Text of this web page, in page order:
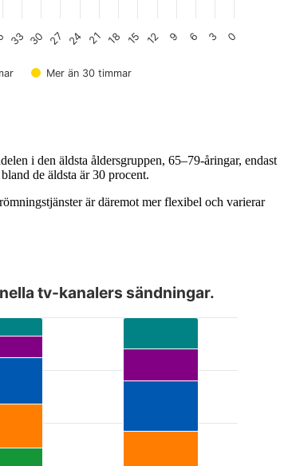
Mer än 30 timmar
0
3
6
9
12
15
18
21
24
27
30
33
i den äldsta åldersgruppen, 65–79-åringar, endast
de äldsta är 30 procent.
är däremot mer flexibel och varierar
tv-kanalers sändningar.